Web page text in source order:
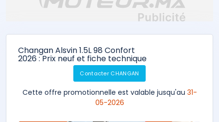
Changan Alsvin 1.5L 98 Confort
2026 : Prix neuf et fiche technique
Contacter CHANGAN
Cette offre promotionnelle est valable jusqu'au 31-
05-2026